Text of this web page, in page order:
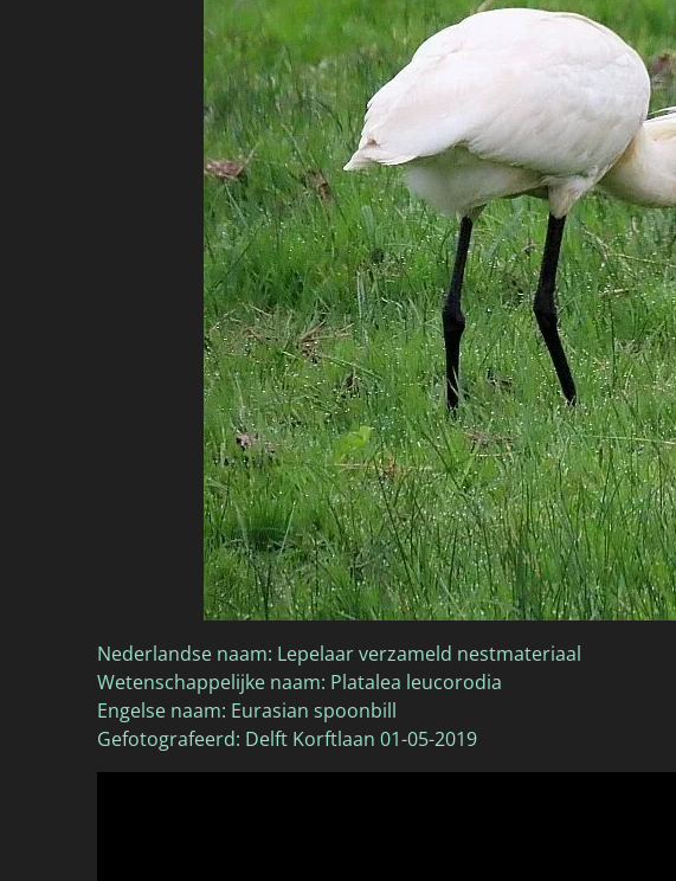
Nederlandse naam: Lepelaar verzameld nestmateriaal
Wetenschappelijke naam: Platalea leucorodia
Engelse naam: Eurasian spoonbill
Gefotografeerd: Delft Korftlaan 01-05-2019